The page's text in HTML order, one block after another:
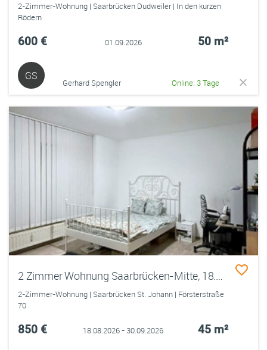
2-Zimmer-Wohnung | Saarbrücken Dudweiler | In den kurzen
Rödern
600 € 01.09.2026 50 m²
GS
Gerhard Spengler Online: 3 Tage
2 Zimmer Wohnung Saarbrücken-Mitte, 18.08 - 30.09
2-Zimmer-Wohnung | Saarbrücken St. Johann | Försterstraße
70
850 € 18.08.2026 - 30.09.2026 45 m²